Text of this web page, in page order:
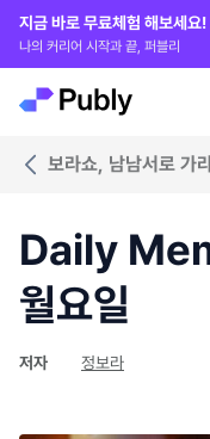
지금 바로 무료체험 해보세요!
나의 커리어 시작과 끝, 퍼블리
보라쇼, 남남서로
Daily
월요일
저자 정보라